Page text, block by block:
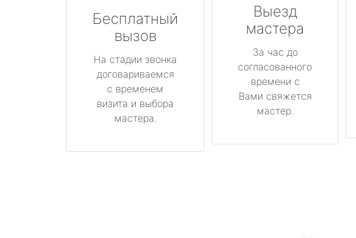
Бесплатный
вызов
На стадии звонка
договариваемся
с временем
визита и выбора
мастера.
Выезд
мастера
За час до
согласованного
времени с
Вами свяжется
мастер.